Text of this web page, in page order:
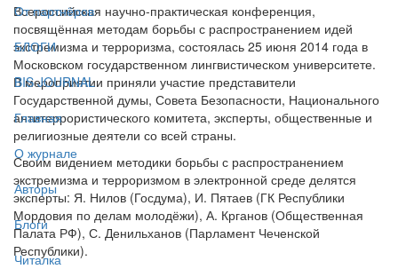
От партнёров
БЛОГИ
BIS JOURNAL
Главная
О журнале
Авторы
Блоги
Читалка
Всероссийская научно-практическая конференция,
посвящённая методам борьбы с распространением идей
экстремизма и терроризма, состоялась 25 июня 2014 года в
Московском государственном лингвистическом университете.
В мероприятии приняли участие представители
Государственной думы, Совета Безопасности, Национального
антитеррористического комитета, эксперты, общественные и
религиозные деятели со всей страны.
Своим видением методики борьбы с распространением
экстремизма и терроризмом в электронной среде делятся
эксперты: Я. Нилов (Госдума), И. Пятаев (ГК Республики
Мордовия по делам молодёжи), А. Крганов (Общественная
Палата РФ), С. Денильханов (Парламент Чеченской
Республики).